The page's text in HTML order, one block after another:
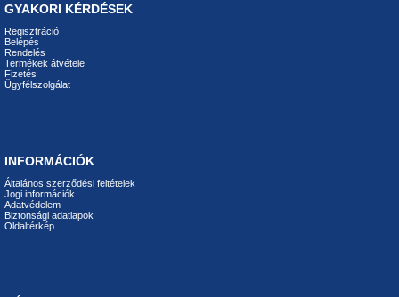
GYAKORI KÉRDÉSEK
Regisztráció
Belépés
Rendelés
Termékek átvétele
Fizetés
Ügyfélszolgálat
INFORMÁCIÓK
Általános szerződési feltételek
Jogi információk
Adatvédelem
Biztonsági adatlapok
Oldaltérkép